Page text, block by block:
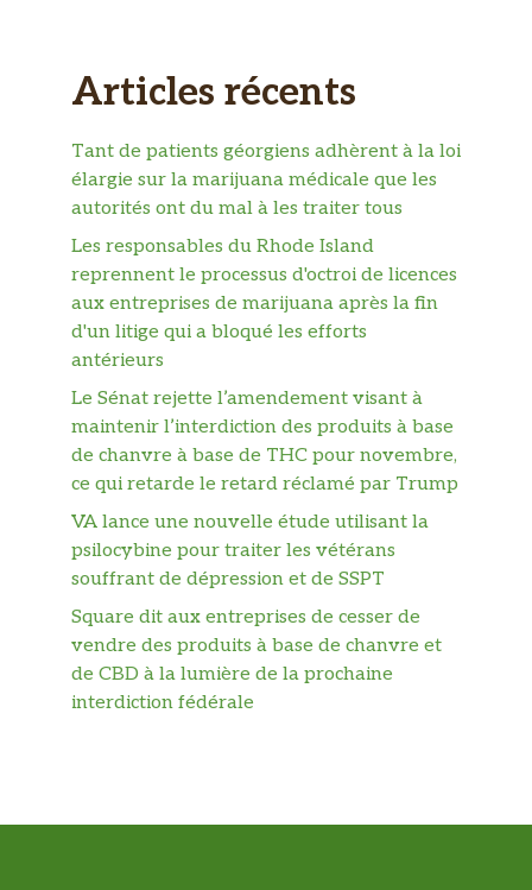
Articles récents
Tant de patients géorgiens adhèrent à la loi
élargie sur la marijuana médicale que les
autorités ont du mal à les traiter tous
Les responsables du Rhode Island
reprennent le processus d'octroi de licences
aux entreprises de marijuana après la fin
d'un litige qui a bloqué les efforts
antérieurs
Le Sénat rejette l’amendement visant à
maintenir l’interdiction des produits à base
de chanvre à base de THC pour novembre,
ce qui retarde le retard réclamé par Trump
VA lance une nouvelle étude utilisant la
psilocybine pour traiter les vétérans
souffrant de dépression et de SSPT
Square dit aux entreprises de cesser de
vendre des produits à base de chanvre et
de CBD à la lumière de la prochaine
interdiction fédérale